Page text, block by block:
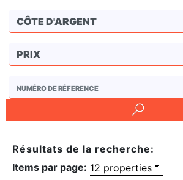
sommes-
nous
Contactez
nous
Termes
Témoignages
Résultats de la recherche:
Items par page: